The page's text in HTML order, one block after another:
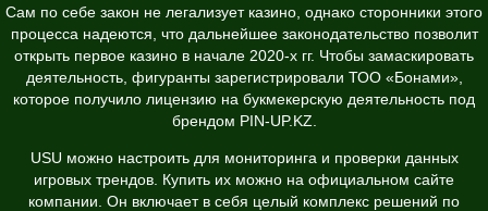
Сам по себе закон не легализует казино, однако сторонники этого
процесса надеются, что дальнейшее законодательство позволит
открыть первое казино в начале 2020-х гг. Чтобы замаскировать
деятельность, фигуранты зарегистрировали ТОО «Бонами»,
которое получило лицензию на букмекерскую деятельность под
брендом PIN-UP.KZ.
USU можно настроить для мониторинга и проверки данных
игровых трендов. Купить их можно на официальном сайте
компании. Он включает в себя целый комплекс решений по